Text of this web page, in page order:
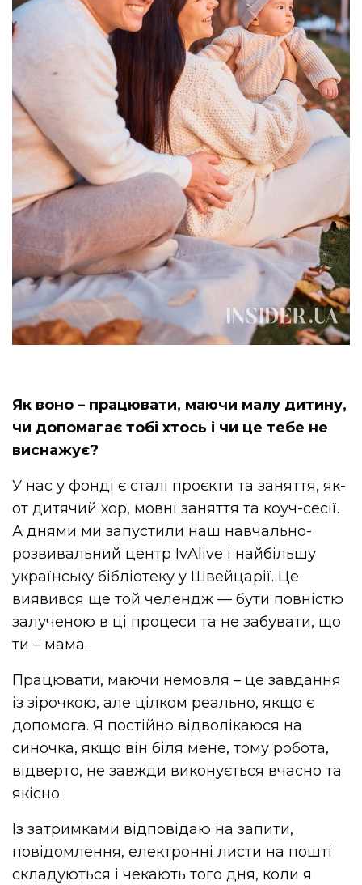
Як воно – працювати, маючи малу дитину,
чи допомагає тобі хтось і чи це тебе не
виснажує?
У нас у фонді є сталі проєкти та заняття, як-
от дитячий хор, мовні заняття та коуч-сесії.
А днями ми запустили наш навчально-
розвивальний центр IvAlive і найбільшу
українську бібліотеку у Швейцарії. Це
виявився ще той челендж — бути повністю
залученою в ці процеси та не забувати, що
ти – мама.
Працювати, маючи немовля – це завдання
із зірочкою, але цілком реально, якщо є
допомога. Я постійно відволікаюся на
синочка, якщо він біля мене, тому робота,
відверто, не завжди виконується вчасно та
якісно.
Із затримками відповідаю на запити,
повідомлення, електронні листи на пошті
складуються і чекають того дня, коли я